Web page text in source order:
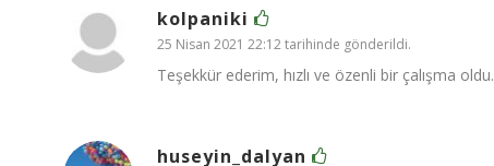
kolpaniki
25 Nisan 2021 22:12 tarihinde gönderildi.
Teşekkür ederim, hızlı ve özenli bir çalışma oldu.
huseyin_dalyan